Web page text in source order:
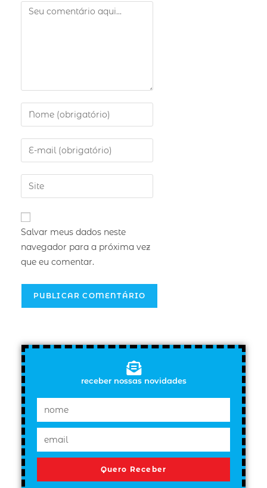
Salvar meus dados neste
navegador para a próxima vez
que eu comentar.
receber nossas novidades
Quero Receber